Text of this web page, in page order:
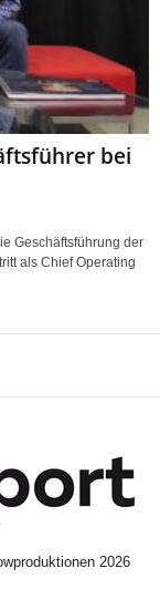
bei
Geschäftsführung der
als Chief Operating
2026